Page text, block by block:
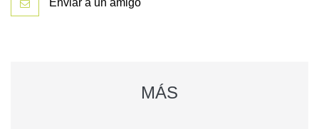
Enviar a un amigo
MÁS